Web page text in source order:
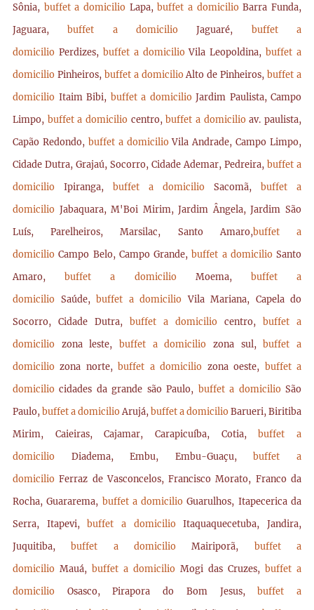
Sônia, buffet a domicilio Lapa,buffet a domicilioBarra Funda,
Jaguara,buffet a domicilioJaguaré, buffet a
domicilio Perdizes, buffet a domicilioVila Leopoldina,buffet a
domicilio Pinheiros, buffet a domicilioAlto de Pinheiros,buffet a
domicilio Itaim Bibi, buffet a domicilio Jardim Paulista, Campo
Limpo, buffet a domicilio centro,buffet a domicilioav. paulista,
Capão Redondo, buffet a domicilioVila Andrade, Campo Limpo,
Cidade Dutra, Grajaú, Socorro, Cidade Ademar, Pedreira, buffet a
domicilio Ipiranga, buffet a domicilio Sacomã, buffet a
domicilio Jabaquara, M'Boi Mirim, Jardim Ângela, Jardim São
Luís, Parelheiros, Marsilac, Santo Amaro,buffet a
domicilioCampo Belo, Campo Grande,buffet a domicilio Santo
Amaro,buffet a domicilio Moema, buffet a
domicilio Saúde, buffet a domicilioVila Mariana, Capela do
Socorro, Cidade Dutra, buffet a domicilio centro, buffet a
domicilio zona leste,buffet a domiciliozona sul,buffet a
domiciliozona norte,buffet a domicilio zona oeste, buffet a
domiciliocidades da grande são Paulo, buffet a domicilioSão
Paulo,buffet a domicilioArujá,buffet a domicilioBarueri, Biritiba
Mirim, Caieiras, Cajamar, Carapicuíba, Cotia,buffet a
domicilio Diadema, Embu, Embu-Guaçu,buffet a
domicilioFerraz de Vasconcelos, Francisco Morato, Franco da
Rocha, Guararema, buffet a domicilioGuarulhos, Itapecerica da
Serra, Itapevi,buffet a domicilioItaquaquecetuba, Jandira,
Juquitiba,buffet a domicilioMairiporã, buffet a
domicilio Mauá, buffet a domicilio Mogi das Cruzes, buffet a
domicilio Osasco, Pirapora do Bom Jesus,buffet a